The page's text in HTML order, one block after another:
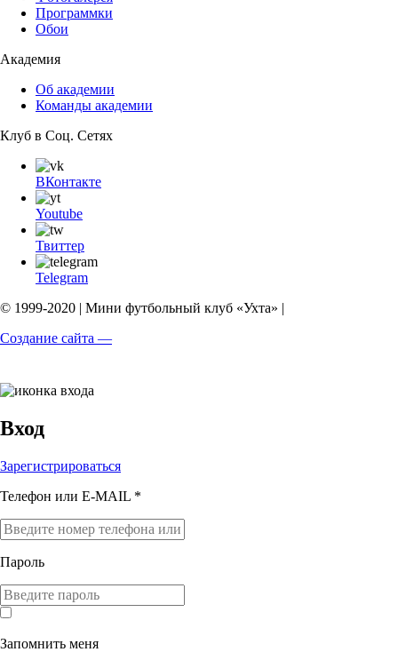
Программки
Обои
Академия
Об академии
Команды академии
Клуб в Соц. Сетях
ВКонтакте
Youtube
Твиттер
Telegram
© 1999-2020 | Мини футбольный клуб «Ухта» |
Создание сайта —
Вход
Зарегистрироваться
Телефон или E-MAIL *
Пароль
Запомнить меня